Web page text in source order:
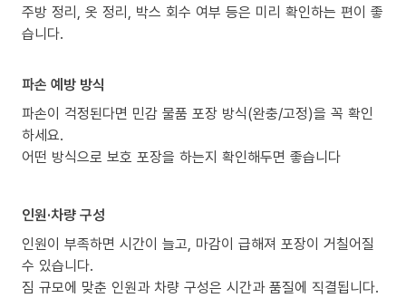
주방 정리, 옷 정리, 박스 회수 여부 등은 미리 확인하는 편이 좋
습니다.
파손 예방 방식
파손이 걱정된다면 민감 물품 포장 방식(완충/고정)을 꼭 확인
하세요.
어떤 방식으로 보호 포장을 하는지 확인해두면 좋습니다
인원·차량 구성
인원이 부족하면 시간이 늘고, 마감이 급해져 포장이 거칠어질
수 있습니다.
짐 규모에 맞춘 인원과 차량 구성은 시간과 품질에 직결됩니다.